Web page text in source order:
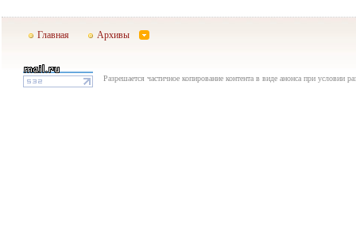
Главная Архивы
Разрешается частичное копирование контента в виде анонса при условии